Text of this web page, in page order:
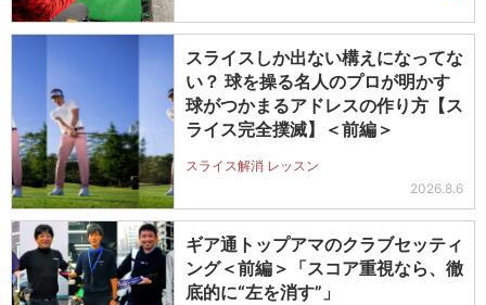
スライスしか出ない構えになってな
い？ 球を操る名人のプロが明かす
球がつかまるアドレスの作り方【ス
ライス完全撲滅】＜前編＞
スライス解消 レッスン
2026.8.6
ギア通トップアマのクラブセッティ
ング＜前編＞「スコア重視なら、徹
底的に“左を消す”」